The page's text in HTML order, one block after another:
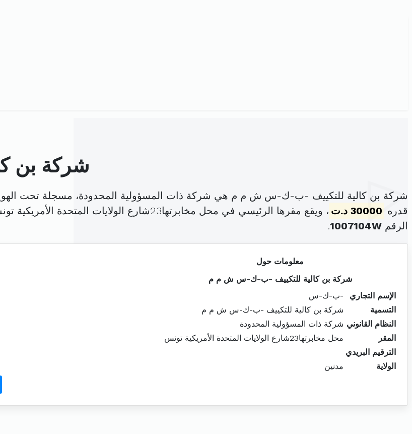
شركة بن
شركة بن كالية للتكييف -ب-ك-س ش م م هي شركة ذات المسؤولية المحدودة، مسجلة تحت
قدره 30000 د.ت ، ويقع مقرها الرئيسي في محل مخابرتها23شارع الولايات المتحدة الأمريكية تونس (
الرقم 1007104W
.
معلومات حول
شركة بن كالية للتكييف -ب-ك-س ش م م
الإسم التجاري
-ب-ك-س
التسمية
شركة بن كالية للتكييف -ب-ك-س ش م م
النظام القانوني شركة ذات المسؤولية المحدودة
المقر
محل مخابرتها23شارع الولايات المتحدة الأمريكية تونس
الترقيم البريدي
الولاية
مدنين